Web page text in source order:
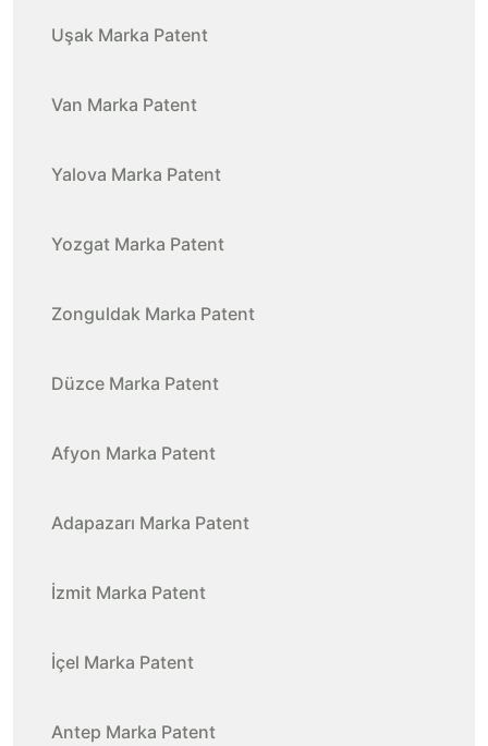
Uşak Marka Patent
Van Marka Patent
Yalova Marka Patent
Yozgat Marka Patent
Zonguldak Marka Patent
Düzce Marka Patent
Afyon Marka Patent
Adapazarı Marka Patent
İzmit Marka Patent
İçel Marka Patent
Antep Marka Patent